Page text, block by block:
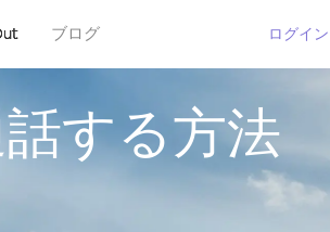
ブログ ログイン
する方法